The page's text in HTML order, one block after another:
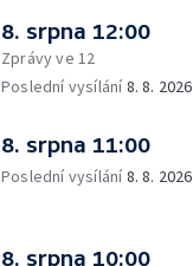
8. srpna 12:00
Zprávy ve 12
Poslední vysílání8. 8. 2026
8. srpna 11:00
Poslední vysílání8. 8. 2026
8. srpna 10:00